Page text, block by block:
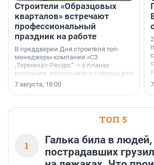
Строители «Образцовых
кварталов» встречают
профессиональный
праздник на работе
В преддверии Дня строителя топ-
менеджеры компании «СЗ
„Терминал-Ресурс“ — о планах
компании, испытаниях и поводах для
осторожного оптимизма.
7 августа, 18:00
ТОП 5
1
Галька била в людей,
пострадавших